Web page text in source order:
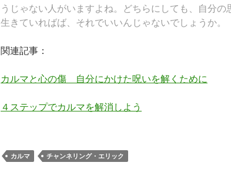
うじゃない人がいますよね。どちらにしても、自分の
生きていればば、それでいいんじゃないでしょうか。
関連記事：
カルマと心の傷 自分にかけた呪いを解くために
４ステップでカルマを解消しよう
カルマ チャンネリング・エリック